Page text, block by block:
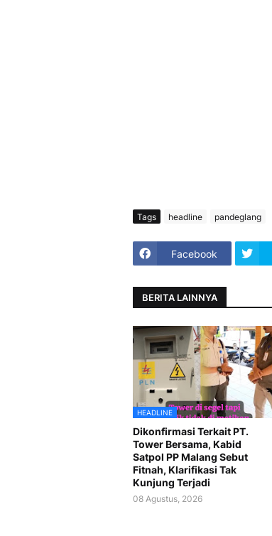
Tags headline pandeglang
Facebook
BERITA LAINNYA
HEADLINE
Dikonfirmasi Terkait PT.
Tower Bersama, Kabid
Satpol PP Malang Sebut
Fitnah, Klarifikasi Tak
Kunjung Terjadi
08 Agustus, 2026